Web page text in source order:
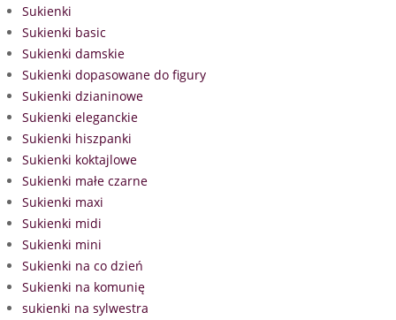
Sukienki
Sukienki basic
Sukienki damskie
Sukienki dopasowane do figury
Sukienki dzianinowe
Sukienki eleganckie
Sukienki hiszpanki
Sukienki koktajlowe
Sukienki małe czarne
Sukienki maxi
Sukienki midi
Sukienki mini
Sukienki na co dzień
Sukienki na komunię
sukienki na sylwestra